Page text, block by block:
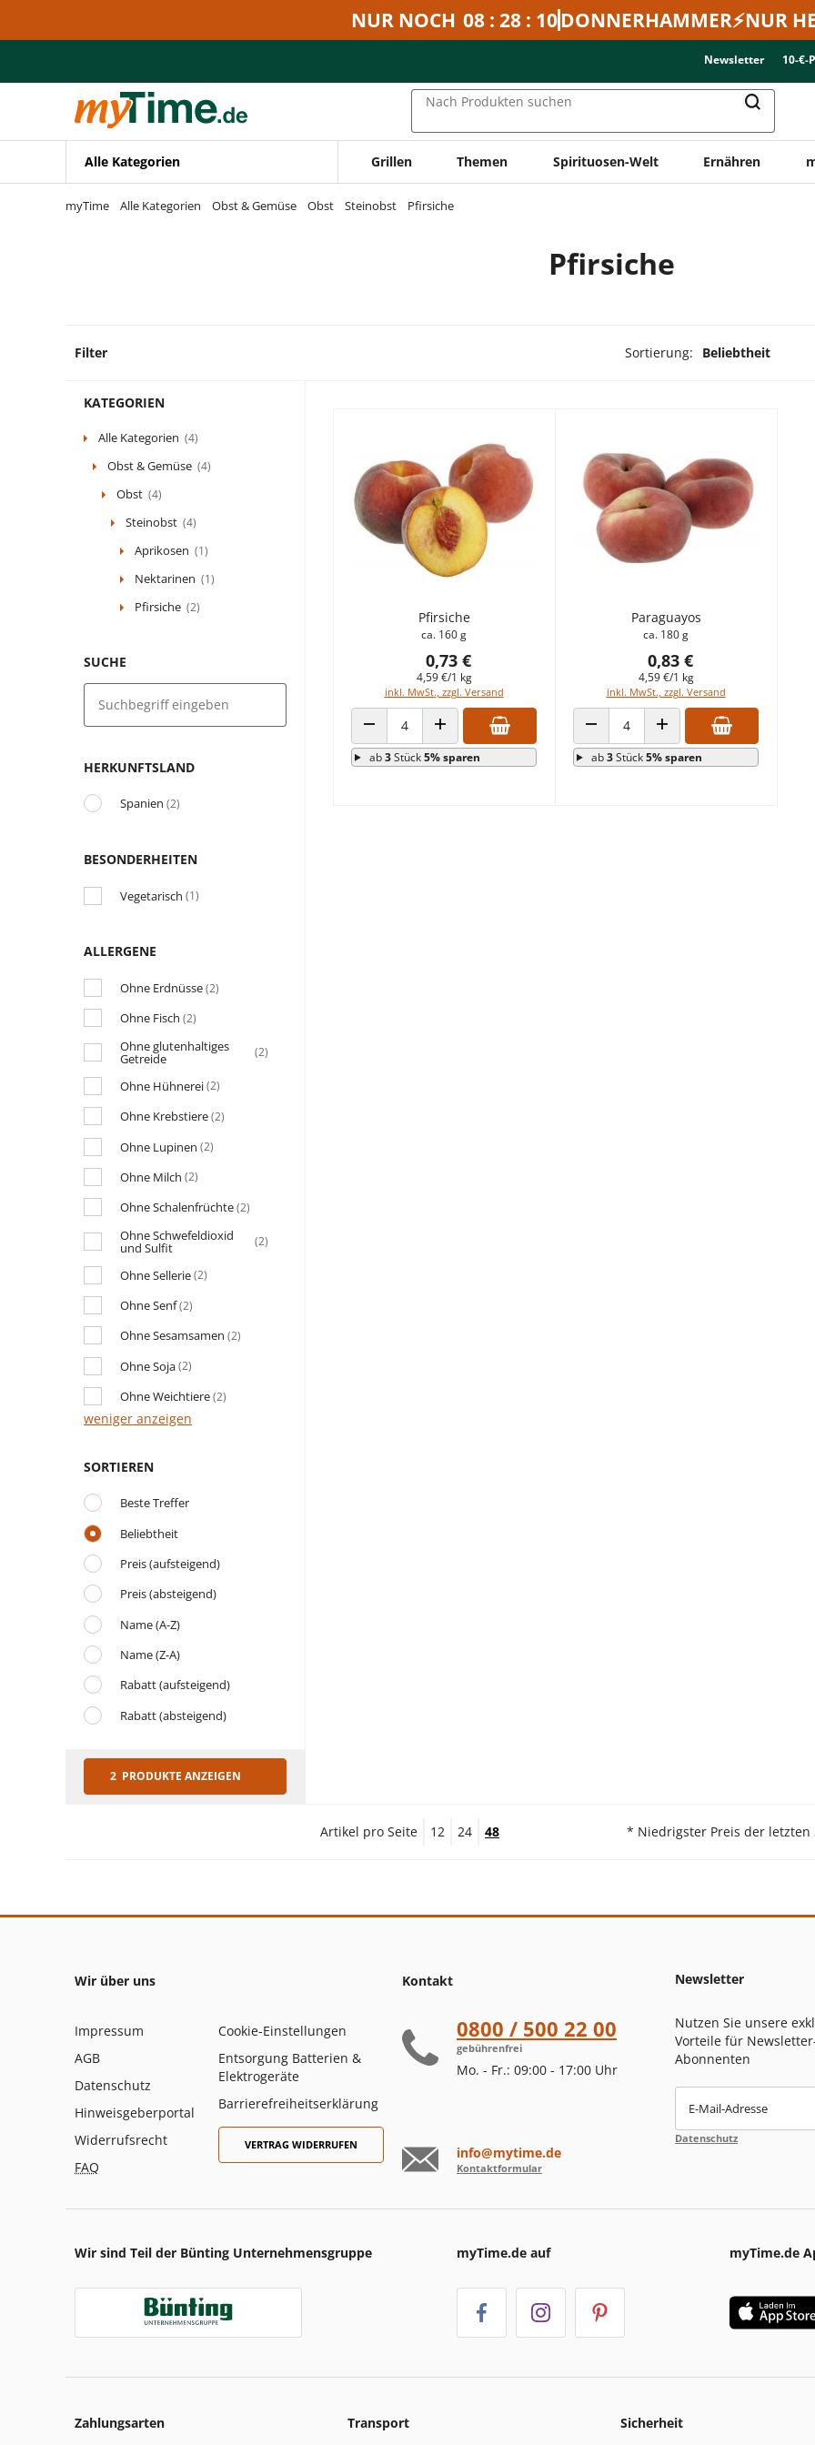
Zur Navigation springen
NUR NOCH 08 : 28 : 10DONNERHAMMER⚡NUR
Newsletter 10-€-
Nach Produkten suchen
Alle Kategorien Grillen Themen Spirituosen-Welt Ernähren
myTime Alle Kategorien Obst & Gemüse Obst Steinobst Pfirsiche
Pfirsiche
Filter Sortierung: Beliebtheit
KATEGORIEN
Alle Kategorien (4)
Obst & Gemüse (4)
Obst (4)
Steinobst (4)
Aprikosen (1)
Nektarinen (1)
Pfirsiche (2)
SUCHE
HERKUNFTSLAND
Spanien (2)
BESONDERHEITEN
Vegetarisch (1)
ALLERGENE
Ohne Erdnüsse(2)
Ohne Fisch (2)
Ohne glutenhaltiges
Getreide (2)
Ohne Hühnerei(2)
Ohne Krebstiere(2)
Ohne Lupinen (2)
Ohne Milch (2)
Ohne Schalenfrüchte(2)
Ohne Schwefeldioxid
und Sulfit (2)
Ohne Sellerie(2)
Ohne Senf(2)
Ohne Sesamsamen (2)
Ohne Soja(2)
Ohne Weichtiere(2)
weniger anzeigen
SORTIEREN
Beste Treffer
Beliebtheit
Preis (aufsteigend)
Preis (absteigend)
Name (A-Z)
Name (Z-A)
Rabatt (aufsteigend)
Rabatt (absteigend)
2 PRODUKTE ANZEIGEN
Pfirsiche
ca. 160 g
0,73 €
4,59 €/1 kg
inkl. MwSt., zzgl. Versand
ANZAHL VERRINGERNANZAHL ERHÖHEN
ab3Stück5% sparen
Paraguayos
ca. 180 g
0,83 €
4,59 €/1 kg
inkl. MwSt., zzgl. Versand
ANZAHL VERRINGERNANZAHL ERHÖHEN
ab3Stück5% sparen
Artikel pro Seite 12 24 48 * Niedrigster Preis der letzten
Wir über uns
Impressum
AGB
Datenschutz
Hinweisgeberportal
Widerrufsrecht
FAQ
Cookie-Einstellungen
Entsorgung Batterien &
Elektrogeräte
Barrierefreiheitserklärung
VERTRAG WIDERRUFEN
Kontakt
0800 / 500 22 00
gebührenfrei
Mo. - Fr.: 09:00 - 17:00 Uhr
info@mytime.de
Kontaktformular
Newsletter
Nutzen Sie unsere
Vorteile für
Abonnenten
E-Mail-Adresse
Datenschutz
Wir sind Teil der Bünting Unternehmensgruppe myTime.de auf myTime.de
Zahlungsarten Transport Sicherheit